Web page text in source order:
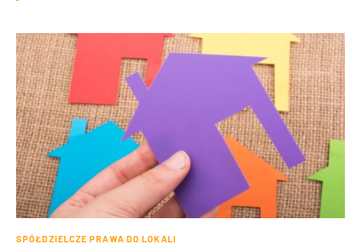
SPÓŁDZIELCZE PRAWA DO LOKALI